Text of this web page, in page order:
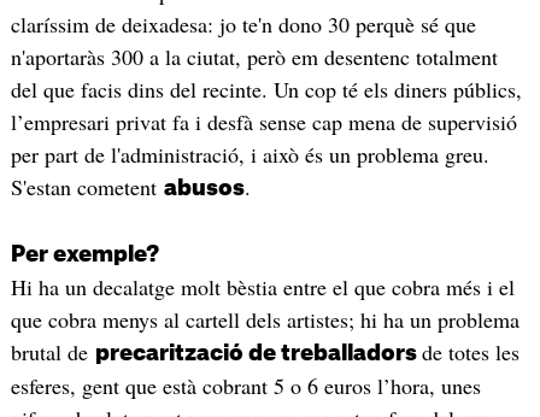
claríssim de deixadesa: jo te'n dono 30 perquè sé que
n'aportaràs 300 a la ciutat, però em desentenc totalment
del que facis dins del recinte. Un cop té els diners públics,
l’empresari privat fa i desfà sense cap mena de supervisió
per part de l'administració, i això és un problema greu.
S'estan cometent abusos.
Per exemple?
Hi ha un decalatge molt bèstia entre el que cobra més i el
que cobra menys al cartell dels artistes; hi ha un problema
brutal de precarització de treballadors de totes les
esferes, gent que està cobrant 5 o 6 euros l’hora, unes